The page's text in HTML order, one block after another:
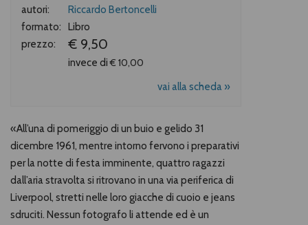
autori:
Riccardo Bertoncelli
formato:
Libro
prezzo:
€ 9,50
invece di€ 10,00
vai alla scheda »
«All’una di pomeriggio di un buio e gelido 31
dicembre 1961, mentre intorno fervono i preparativi
per la notte di festa imminente, quattro ragazzi
dall’aria stravolta si ritrovano in una via periferica di
Liverpool, stretti nelle loro giacche di cuoio e jeans
sdruciti. Nessun fotografo li attende ed è un